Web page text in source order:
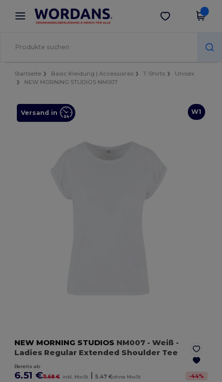
× Wordans App
Bessere Preise in der App!
App holen
Startseite Basic Kleidung | Accessoires T-Shirts
Unisex
NEW MORNING STUDIOS NM007
W1
Versand in
NEW MORNING STUDIOS NM007 - Weiß -
Ladies Regular Extended Shoulder Tee
Bereits ab
6.51 €11.68 € inkl. MwSt | 5.47 €ohne MwSt -44%